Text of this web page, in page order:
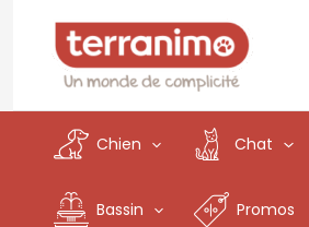
contenu
Chien Chat
Bassin Promos